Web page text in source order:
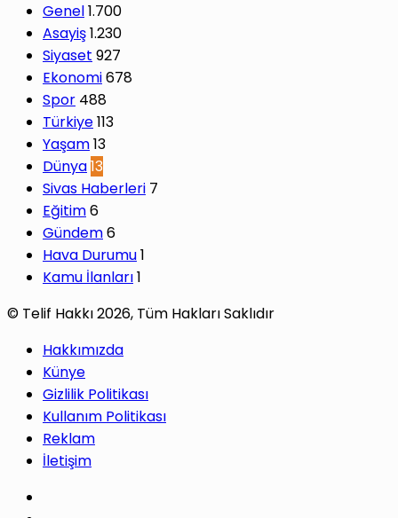
Genel1.700
Asayiş1.230
Siyaset 927
Ekonomi678
Spor 488
Türkiye113
Yaşam13
Dünya13
Sivas Haberleri 7
Eğitim6
Gündem6
Hava Durumu1
Kamu İlanları1
© Telif Hakkı 2026, Tüm Hakları Saklıdır
Hakkımızda
Künye
Gizlilik Politikası
Kullanım Politikası
Reklam
İletişim